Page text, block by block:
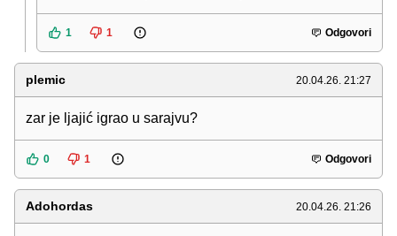
1 1 Odgovori
plemic 20.04.26. 21:27
zar je ljajić igrao u sarajvu?
0 1 Odgovori
Adohordas 20.04.26. 21:26